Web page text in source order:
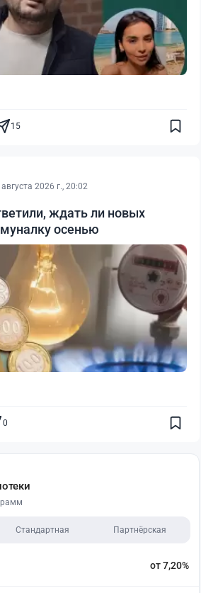
15
2026 г., 20:02
ждать ли новых
осенью
0
Стандартная Партнёрская
от 7,20%